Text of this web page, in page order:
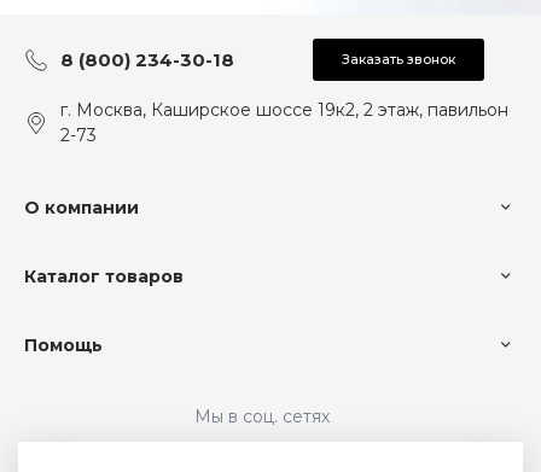
8 (800) 234-30-18 Заказать звонок
г. Москва, Каширское шоссе 19к2, 2 этаж, павильон
2-73
О компании
Каталог товаров
Помощь
Мы в соц. сетях